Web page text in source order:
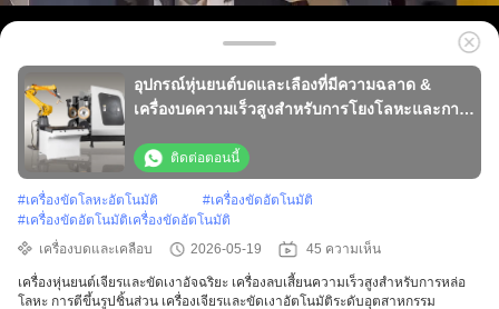
อุปกรณ์หุ่นยนต์บดและเลืองที่มีความฉลาด &
เครื่องบดความเร็วสูงสําหรับการโยงโลหะและการ
ติดต่อตอนนี้
#เครื่องขัดโลหะอัตโนมัติ #เครื่องขัดอัตโนมัติ
#เครื่องขัดอัตโนมัติเครื่องขัดอัตโนมัติ
เครื่องบดและเคลือบ
2026-05-19 45 ความเห็น
เครื่องหุ่นยนต์เจียรและขัดเงาอัจฉริยะ เครื่องลบเสี้ยนความเร็วสูงสำหรับการหล่อ
โลหะ การตีขึ้นรูปชิ้นส่วน เครื่องเจียรและขัดเงาอัตโนมัติระดับอุตสาหกรรม